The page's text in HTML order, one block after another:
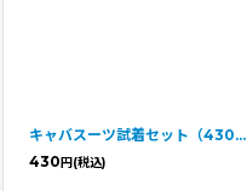
キャバスーツ試着セット（430円分ポイントバック付き）
430円(税込)